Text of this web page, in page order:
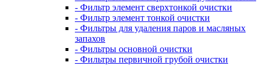
- Фильтр элемент сверхтонкой очистки
- Фильтр элемент тонкой очистки
- Фильтры для удаления паров и масляных
запахов
- Фильтры основной очистки
- Фильтры первичной грубой очистки